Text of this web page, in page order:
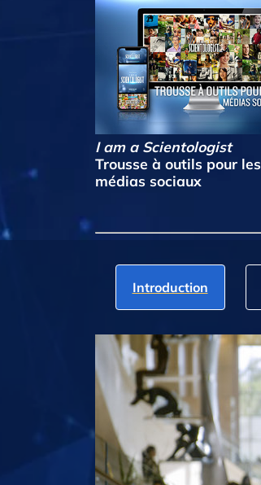
I am a Scientologist
Trousse à outils pour les
médias sociaux
Introduction